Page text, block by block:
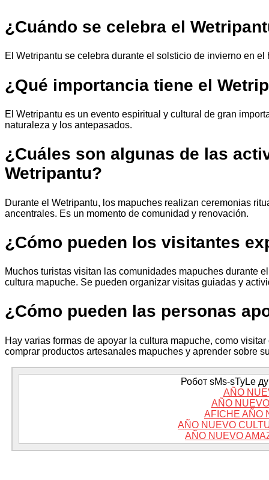
¿Cuándo se celebra el
El Wetripantu se celebra durante el solsticio de invierno en
¿Qué importancia tiene el
El Wetripantu es un evento espiritual y cultural de gran
naturaleza y los antepasados.
¿Cuáles son algunas de las
Wetripantu?
Durante el Wetripantu, los mapuches realizan ceremonias
ancentrales. Es un momento de comunidad y renovación.
¿Cómo pueden los visitantes
Muchos turistas visitan las comunidades mapuches durante
cultura mapuche. Se pueden organizar visitas guiadas y
¿Cómo pueden las personas
Hay varias formas de apoyar la cultura mapuche, como
comprar productos artesanales mapuches y aprender sobre
Робот sMs-sTyLe
AÑO
AÑO
AFICHE AÑO
AÑO NUEVO
AÑO NUEVO